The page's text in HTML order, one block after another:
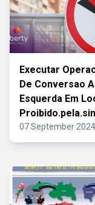
Executar
De Conversao A
Esquerda Em
07 September 2024